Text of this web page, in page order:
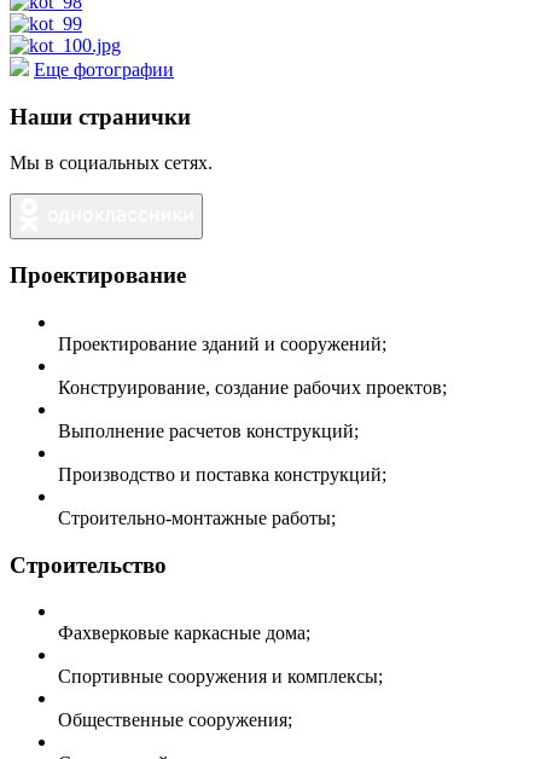
Еще фотографии
Наши странички
Мы в социальных сетях.
Проектирование
Проектирование зданий и сооружений;
Конструирование, создание рабочих проектов;
Выполнение расчетов конструкций;
Производство и поставка конструкций;
Строительно-монтажные работы;
Строительство
Фахверковые каркасные дома;
Спортивные сооружения и комплексы;
Общественные сооружения;